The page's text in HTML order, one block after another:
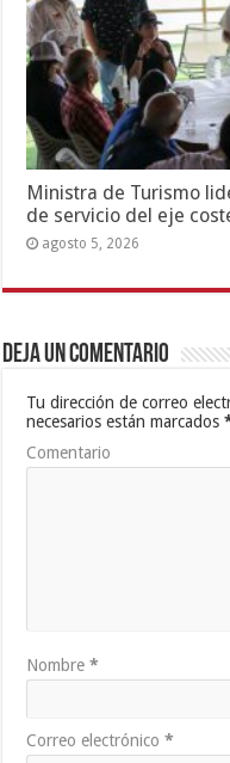
Ministra de Turismo
de servicio del eje
agosto 5, 2026
Deja un comentario
Tu dirección de correo
necesarios están marcados
Comentario
Nombre*
Correo electrónico*